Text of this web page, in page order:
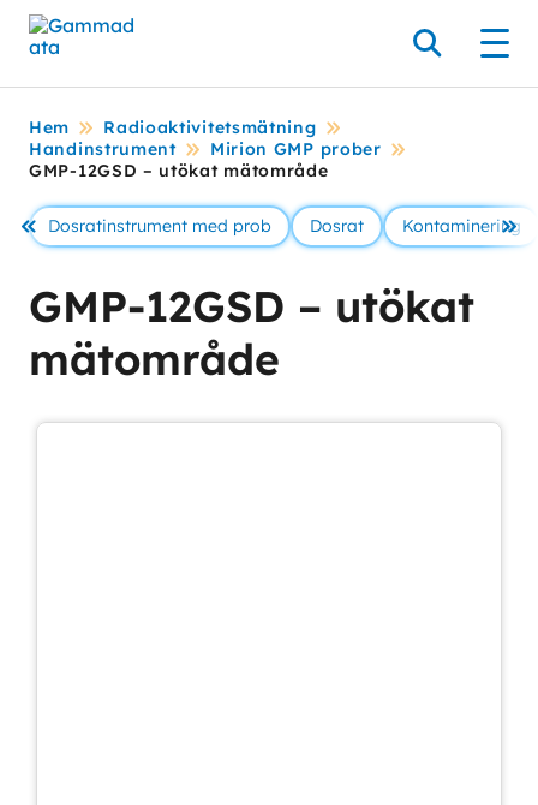
Hoppa
till
Sök
Hem
Radioaktivitetsmätning
Handinstrument
Mirion GMP prober
GMP-12GSD – utökat mätområde
Dosratinstrument med prob Dosrat Kontaminering
Föregående Se
GMP-12GSD – utökat
mätområde